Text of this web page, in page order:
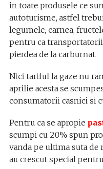
in toate produsele ce
autoturisme, astfel
legumele, carnea,
pentru ca
pierdea de la carburnat.
Nici tariful la gaze nu
aprilie acesta se
consumatorii casnici si
Pentru ca se apropie
scumpi cu 20% spun
vanda pe ultima suta
au crescut special